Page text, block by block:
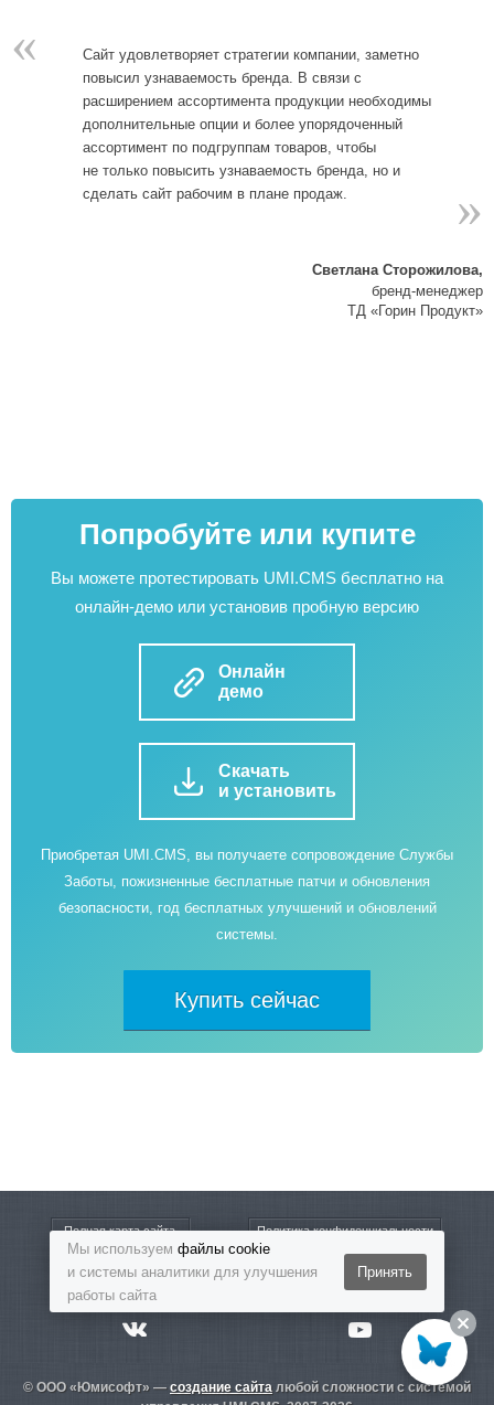
«
Сайт удовлетворяет стратегии компании, заметно
повысил узнаваемость бренда. В связи с
расширением ассортимента продукции необходимы
дополнительные опции и более упорядоченный
ассортимент по подгруппам товаров, чтобы
не только повысить узнаваемость бренда, но и
сделать сайт рабочим в плане продаж.
»
Светлана Сторожилова,
бренд-менеджер
ТД «Горин Продукт»
Попробуйте или купите
Вы можете протестировать UMI.CMS бесплатно на
онлайн-демо или установив пробную версию
Онлайн
демо
Скачать
и установить
Приобретая UMI.CMS, вы получаете сопровождение Службы
Заботы, пожизненные бесплатные патчи и обновления
безопасности, год бесплатных улучшений и обновлений
системы.
Купить сейчас
Полная карта сайта Политика конфиденциальности
Бесплатный звонок 8-800-5555-864
© ООО «Юмисофт» —создание сайта любой сложности с системой
Мы используем файлы cookie
и системы аналитики для улучшения
работы сайта
Принять